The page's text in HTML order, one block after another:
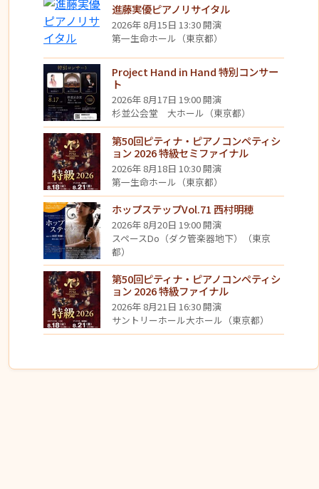
進藤実優ピアノリサイタル
2026年 8月15日 13:30 開演
第一生命ホール（東京都）
Project Hand in Hand 特別コンサー
ト
2026年 8月17日 19:00 開演
杉並公会堂 大ホール（東京都）
第50回ピティナ・ピアノコンペティシ
ョン 2026 特級セミファイナル
2026年 8月18日 10:30 開演
第一生命ホール（東京都）
ホップステップVol.71 西村明穂
2026年 8月20日 19:00 開演
スペースDo（ダク管楽器地下）（東京
都）
第50回ピティナ・ピアノコンペティシ
ョン 2026 特級ファイナル
2026年 8月21日 16:30 開演
サントリーホール大ホール（東京都）